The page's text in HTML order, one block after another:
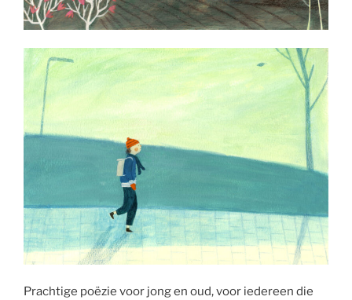
Prachtige poëzie voor jong en oud, voor iedereen die